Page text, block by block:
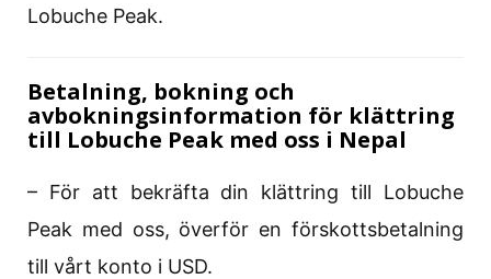
Lobuche Peak.
Betalning, bokning och
avbokningsinformation för klättring
till Lobuche Peak med oss ​​i Nepal
– För att bekräfta din klättring till Lobuche
Peak med oss, överför en förskottsbetalning
till vårt konto i USD.